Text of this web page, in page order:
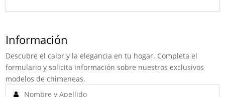
Información
Descubre el calor y la elegancia en tu hogar. Completa el
formulario y solicita información sobre nuestros exclusivos
modelos de chimeneas.